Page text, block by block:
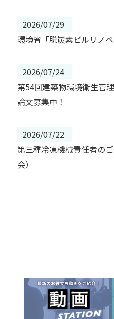
2026/07/29
環境省「脱炭素ビルリノ
2026/07/24
第54回建築物環境衛生管
論文募集中！
2026/07/22
第三種冷凍機械責任者の
会）